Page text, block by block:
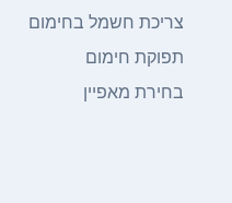
צריכת חשמל בחימום
תפוקת חימום
בחירת מאפיין